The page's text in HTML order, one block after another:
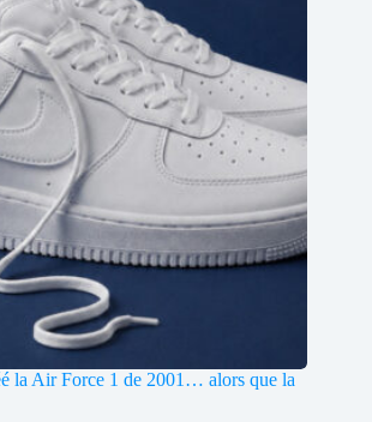
la Air Force 1 de 2001… alors que la